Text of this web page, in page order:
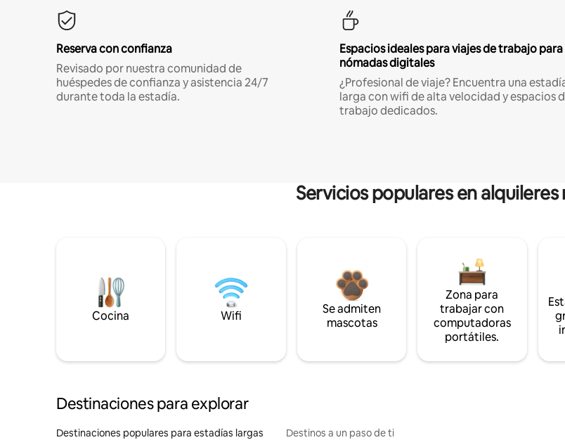
Reserva con confianza
Revisado por nuestra comunidad de
huéspedes de confianza y asistencia 24/7
durante toda la estadía.
Espacios ideales para viajes de trabajo para
nómadas digitales
¿Profesional de viaje? Encuentra una
larga con wifi de alta velocidad y espacios
trabajo dedicados.
Servicios populares en alquileres
Cocina Wifi
Se admiten
mascotas
Zona para
trabajar con
computadoras
portátiles.
Destinaciones para explorar
Destinaciones populares para estadías largas Destinos a un paso de ti